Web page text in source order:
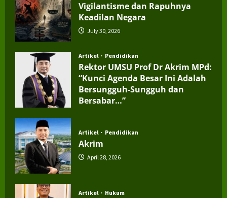
Vigilantisme dan Rapuhnya
Keadilan Negara
July 30, 2026
Artikel Pendidikan
Rektor UMSU Prof Dr Akrim MPd:
“Kunci Agenda Besar Ini Adalah
Bersungguh-Sungguh dan
Bersabar…”
Artikel Pendidikan
Akrim
April 28, 2026
Artikel Hukum